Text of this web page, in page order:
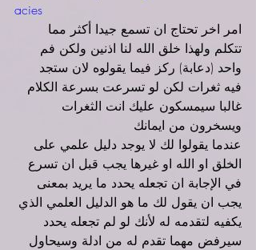
acies
امر اخر تحتاج ان تسمع جيدا أكثر مما
تتكلم ولهذا خلق الله لنا اذنين ولكن فم
واحد (دعابة) ركز فيما يقولوه لان ستجد
فيه ثغرات لكن لو تسرعت بسرعة الكلام
غالبا سيمسكون عليك انت الثغرات
ويسخرون من ايمانك
عندما يقولوا لك لا يوجد دليل علمي على
الخلق او الله او غيرها يجب قبل ان تسرع
في الإجابة ان تجعله يحدد ما يريد بمعنى
يجب ان يقول لك ما هو الدليل العلمي الذي
يكفيه لتقدمه له لأنك لو لم تجعله يحدد
سيرفض مهما تقدم له من ادلة وسيحاول